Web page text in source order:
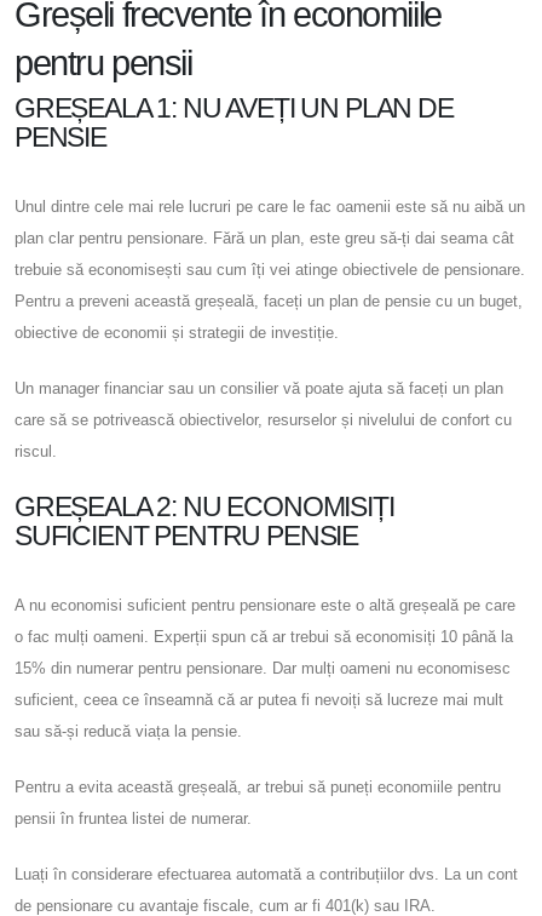
Greșeli frecvente în economiile
pentru pensii
GREȘEALA 1: NU AVEȚI UN PLAN DE
PENSIE
Unul dintre cele mai rele lucruri pe care le fac oamenii este să nu aibă un
plan clar pentru pensionare. Fără un plan, este greu să-ți dai seama cât
trebuie să economisești sau cum îți vei atinge obiectivele de pensionare.
Pentru a preveni această greșeală, faceți un plan de pensie cu un buget,
obiective de economii și strategii de investiție.
Un manager financiar sau un consilier vă poate ajuta să faceți un plan
care să se potrivească obiectivelor, resurselor și nivelului de confort cu
riscul.
GREȘEALA 2: NU ECONOMISIȚI
SUFICIENT PENTRU PENSIE
A nu economisi suficient pentru pensionare este o altă greșeală pe care
o fac mulți oameni. Experții spun că ar trebui să economisiți 10 până la
15% din numerar pentru pensionare. Dar mulți oameni nu economisesc
suficient, ceea ce înseamnă că ar putea fi nevoiți să lucreze mai mult
sau să-și reducă viața la pensie.
Pentru a evita această greșeală, ar trebui să puneți economiile pentru
pensii în fruntea listei de numerar.
Luați în considerare efectuarea automată a contribuțiilor dvs. La un cont
de pensionare cu avantaje fiscale, cum ar fi 401(k) sau IRA.